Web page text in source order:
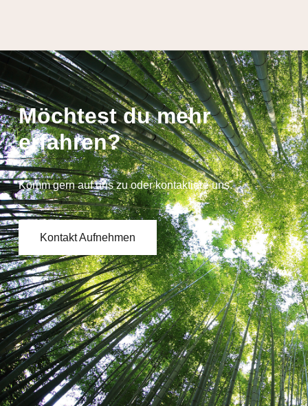
Möchtest du mehr
erfahren?
Komm gern auf uns zu oder kontaktiere uns.
Kontakt Aufnehmen